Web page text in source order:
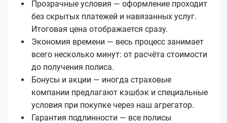
Прозрачные условия — оформление проходит
без скрытых платежей и навязанных услуг.
Итоговая цена отображается сразу.
Экономия времени — весь процесс занимает
всего несколько минут: от расчёта стоимости
до получения полиса.
Бонусы и акции — иногда страховые
компании предлагают кэшбэк и специальные
условия при покупке через наш агрегатор.
Гарантия подлинности — все полисы